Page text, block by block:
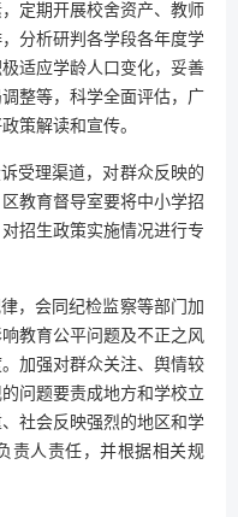
定期开展校舍资产、教师
分析研判各学段各年度学
适应学龄人口变化，妥善
整等，科学全面评估，广
策解读和宣传。
受理渠道，对群众反映的
教育督导室要将中小学招
招生政策实施情况进行专
，会同纪检监察等部门加
教育公平问题及不正之风
加强对群众关注、舆情较
问题要责成地方和学校立
社会反映强烈的地区和学
责人责任，并根据相关规